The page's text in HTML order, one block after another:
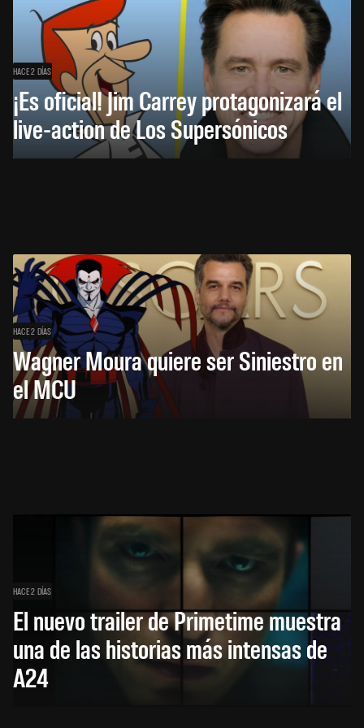
HACE 2 DÍAS
¡Es oficial! Jim Carrey protagonizará el
live-action de Los Supersónicos
HACE 2 DÍAS
Wagner Moura quiere ser Siniestro en
el MCU
HACE 2 DÍAS
El nuevo trailer de Primetime muestra
una de las historias más intensas de
A24